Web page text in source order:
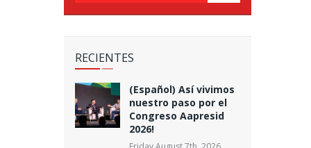
RECIENTES
(Español) Así vivimos
nuestro paso por el
Congreso Aapresid
2026!